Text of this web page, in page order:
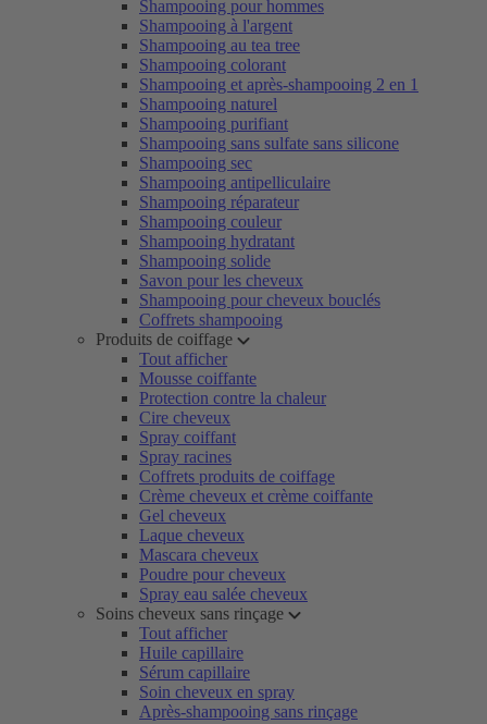
Shampooing pour hommes
Shampooing à l'argent
Shampooing au tea tree
Shampooing colorant
Shampooing et après-shampooing 2 en 1
Shampooing naturel
Shampooing purifiant
Shampooing sans sulfate sans silicone
Shampooing sec
Shampooing antipelliculaire
Shampooing réparateur
Shampooing couleur
Shampooing hydratant
Shampooing solide
Savon pour les cheveux
Shampooing pour cheveux bouclés
Coffrets shampooing
Produits de coiffage
Tout afficher
Mousse coiffante
Protection contre la chaleur
Cire cheveux
Spray coiffant
Spray racines
Coffrets produits de coiffage
Crème cheveux et crème coiffante
Gel cheveux
Laque cheveux
Mascara cheveux
Poudre pour cheveux
Spray eau salée cheveux
Soins cheveux sans rinçage
Tout afficher
Huile capillaire
Sérum capillaire
Soin cheveux en spray
Après-shampooing sans rinçage